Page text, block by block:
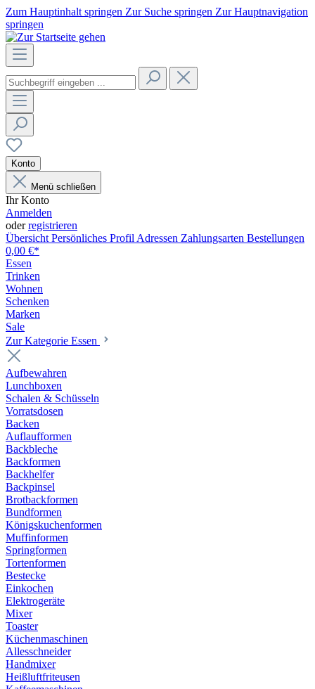
Zum Hauptinhalt springen Zur Suche springen Zur Hauptnavigation
springen
Konto
Menü schließen
Ihr Konto
Anmelden
oderregistrieren
Übersicht Persönliches Profil Adressen Zahlungsarten Bestellungen
0,00 €*
Essen
Trinken
Wohnen
Schenken
Marken
Sale
Zur Kategorie Essen
Aufbewahren
Lunchboxen
Schalen & Schüsseln
Vorratsdosen
Backen
Auflaufformen
Backbleche
Backformen
Backhelfer
Backpinsel
Brotbackformen
Bundformen
Königskuchenformen
Muffinformen
Springformen
Tortenformen
Bestecke
Einkochen
Elektrogeräte
Mixer
Toaster
Küchenmaschinen
Allesschneider
Handmixer
Heißluftfriteusen